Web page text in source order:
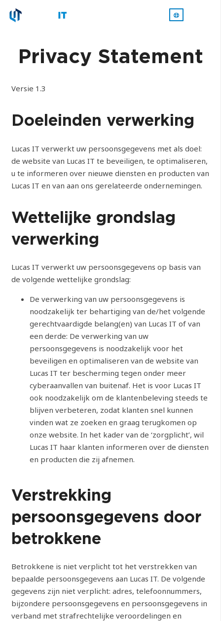
Privacy Statement
Versie 1.3
Doeleinden verwerking
Lucas IT verwerkt uw persoonsgegevens met als doel:
de website van Lucas IT te beveiligen, te optimaliseren,
u te informeren over nieuwe diensten en producten van
Lucas IT en van aan ons gerelateerde ondernemingen.
Wettelijke grondslag
verwerking
Lucas IT verwerkt uw persoonsgegevens op basis van
de volgende wettelijke grondslag:
De verwerking van uw persoonsgegevens is
noodzakelijk ter behartiging van de/het volgende
gerechtvaardigde belang(en) van Lucas IT of van
een derde: De verwerking van uw
persoonsgegevens is noodzakelijk voor het
beveiligen en optimaliseren van de website van
Lucas IT ter bescherming tegen onder meer
cyberaanvallen van buitenaf. Het is voor Lucas IT
ook noodzakelijk om de klantenbeleving steeds te
blijven verbeteren, zodat klanten snel kunnen
vinden wat ze zoeken en graag terugkomen op
onze website. In het kader van de ‘zorgplicht’, wil
Lucas IT haar klanten informeren over de diensten
en producten die zij afnemen.
Verstrekking
persoonsgegevens door
betrokkene
Betrokkene is niet verplicht tot het verstrekken van
bepaalde persoonsgegevens aan Lucas IT. De volgende
gegevens zijn niet verplicht: adres, telefoonnummers,
bijzondere persoonsgegevens en persoonsgegevens in
verband met strafrechtelijke veroordelingen en